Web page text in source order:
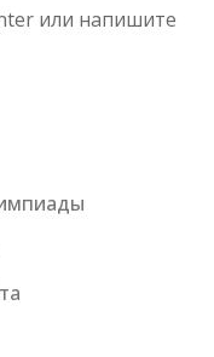
или напишите